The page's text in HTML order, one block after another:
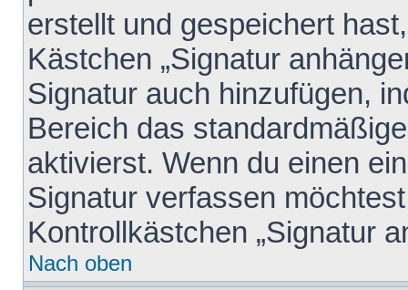
erstellt und gespeichert
Kästchen „Signatur
Signatur auch hinzufügen,
Bereich das
aktivierst. Wenn du einen
Signatur verfassen
Kontrollkästchen „Signatur
Nach oben